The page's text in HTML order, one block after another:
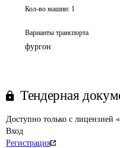
Кол-во машин: 1
Варианты транспорта
фургон
Тендерная
Доступно только с лицензией
Вход
Регистрация